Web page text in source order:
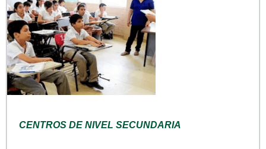
CENTROS DE NIVEL SECUNDARIA